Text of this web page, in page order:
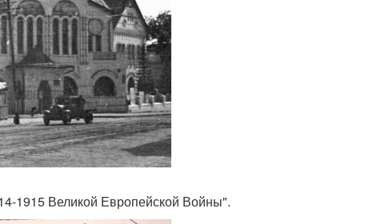
1915 Великой Европейской Войны".